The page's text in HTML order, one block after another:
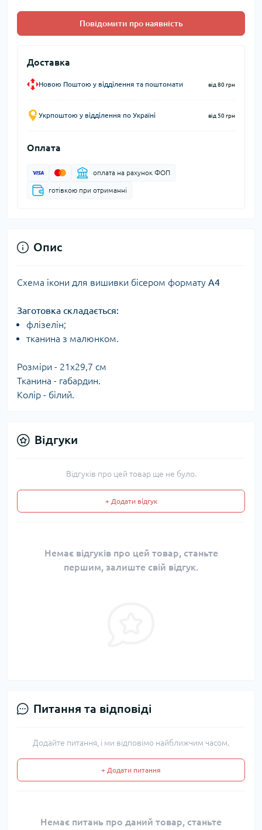
Повідомити про наявність
Доставка
Новою Поштою у відділення та поштомати від 80 грн
Укрпоштою у відділення по Україні від 50 грн
Оплата
оплата на рахунок ФОП
готівкою при отриманні
Опис
Схема ікони для вишивки бісером формату А4
Заготовка складається:​
флізелін;
тканина з малюнком.
Розміри - 21x29,7 см
Тканина - габардин.
Колір - білий.
Відгуки
Відгуків про цей товар ще не було.
+ Додати відгук
Немає відгуків про цей товар, станьте
першим, залиште свій відгук.
Питання та відповіді
Додайте питання, і ми відповімо найближчим часом.
+ Додати питання
Немає питань про даний товар, станьте